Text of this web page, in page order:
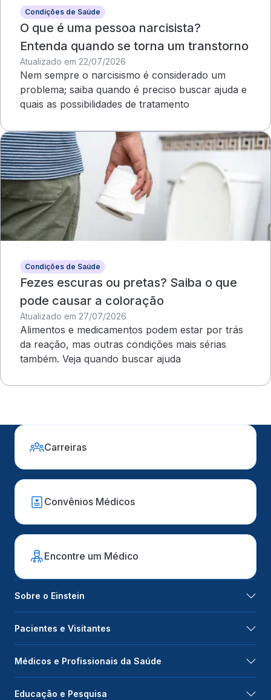
Condições de Saúde
O que é uma pessoa narcisista?
Entenda quando se torna um transtorno
Atualizado em 22/07/2026
Nem sempre o narcisismo é considerado um
problema; saiba quando é preciso buscar ajuda e
quais as possibilidades de tratamento
Condições de Saúde
Fezes escuras ou pretas? Saiba o que
pode causar a coloração
Atualizado em 27/07/2026
Alimentos e medicamentos podem estar por trás
da reação, mas outras condições mais sérias
também. Veja quando buscar ajuda
Carreiras
Convênios Médicos
Encontre um Médico
Sobre o Einstein
Pacientes e Visitantes
Médicos e Profissionais da Saúde
Educação e Pesquisa